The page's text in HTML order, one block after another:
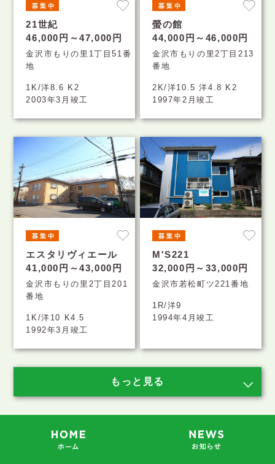
21世紀
46,000円～47,000円
金沢市もりの里1丁目51番
地
1K/洋8.6 K2
2003年3月竣工
螢の館
44,000円～46,000円
金沢市もりの里2丁目213
番地
2K/洋10.5 洋4.8 K2
1997年2月竣工
エスタリヴィエール
41,000円～43,000円
金沢市もりの里2丁目201
番地
1K/洋10 K4.5
1992年3月竣工
M'S221
32,000円～33,000円
金沢市若松町ツ221番地
1R/洋9
1994年4月竣工